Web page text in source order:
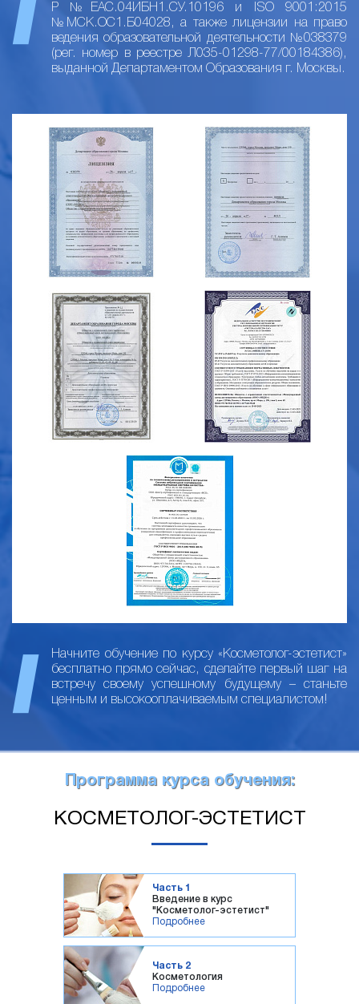
Р №ЕАС.04ИБН1.СУ.10196 и ISO 9001:2015
№МСК.ОС1.Б04028, а также лицензии на право
ведения образовательной деятельности №038379
(рег. номер в реестре Л035-01298-77/00184386),
выданной Департаментом Образования г. Москвы.
Начните обучение по курсу «Косметолог-эстетист»
бесплатно прямо сейчас, сделайте первый шаг на
встречу своему успешному будущему – станьте
ценным и высокооплачиваемым специалистом!
Программа курса обучения:
КОСМЕТОЛОГ-ЭСТЕТИСТ
Часть 1
Введение в курс
"Косметолог-эстетист"
Подробнее
Часть 2
Косметология
Подробнее